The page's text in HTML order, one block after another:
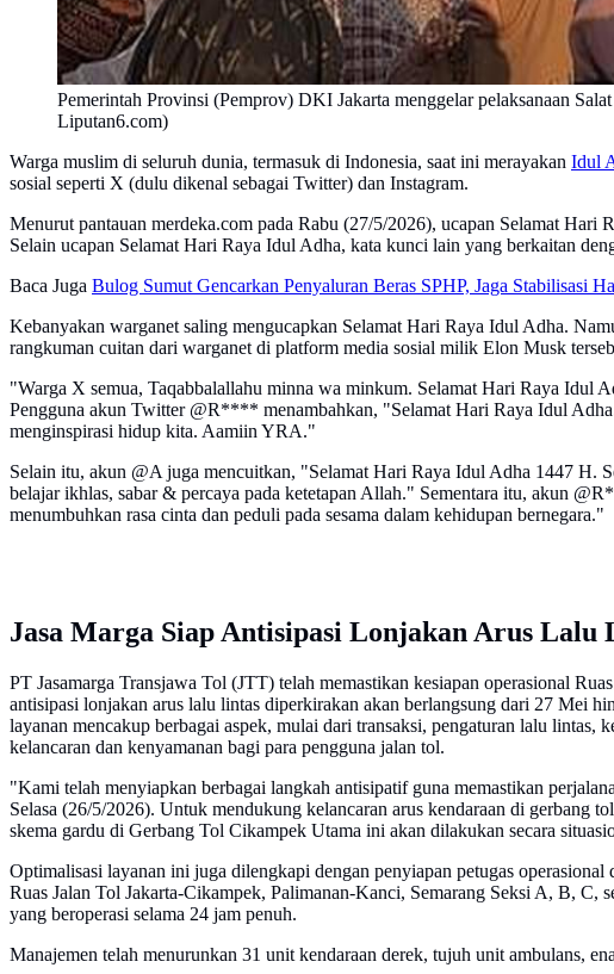
Pemerintah Provinsi (Pemprov) DKI Jakarta menggelar pelaksanaan
Liputan6.com)
Warga muslim di seluruh dunia, termasuk di Indonesia, saat ini merayakan Idul
sosial seperti X (dulu dikenal sebagai Twitter) dan Instagram.
Menurut pantauan merdeka.com pada Rabu (27/5/2026), ucapan Selamat
Selain ucapan Selamat Hari Raya Idul Adha, kata kunci lain yang berkaitan
Baca Juga Bulog Sumut Gencarkan Penyaluran Beras SPHP, Jaga Stabilisasi
Kebanyakan warganet saling mengucapkan Selamat Hari Raya Idul Adha.
rangkuman cuitan dari warganet di platform media sosial milik Elon Musk
"Warga X semua, Taqabbalallahu minna wa minkum. Selamat Hari Raya
Pengguna akun Twitter @R**** menambahkan, "Selamat Hari Raya Idul
menginspirasi hidup kita. Aamiin YRA."
Selain itu, akun @A juga mencuitkan, "Selamat Hari Raya Idul Adha 1447 H.
belajar ikhlas, sabar & percaya pada ketetapan Allah." Sementara itu, akun
menumbuhkan rasa cinta dan peduli pada sesama dalam kehidupan bernegara."
Jasa Marga Siap Antisipasi Lonjakan Arus Lalu
PT Jasamarga Transjawa Tol (JTT) telah memastikan kesiapan operasional
antisipasi lonjakan arus lalu lintas diperkirakan akan berlangsung dari 27 Mei
layanan mencakup berbagai aspek, mulai dari transaksi, pengaturan lalu lintas,
kelancaran dan kenyamanan bagi para pengguna jalan tol.
"Kami telah menyiapkan berbagai langkah antisipatif guna memastikan
Selasa (26/5/2026). Untuk mendukung kelancaran arus kendaraan di gerbang
skema gardu di Gerbang Tol Cikampek Utama ini akan dilakukan secara
Optimalisasi layanan ini juga dilengkapi dengan penyiapan petugas
Ruas Jalan Tol Jakarta-Cikampek, Palimanan-Kanci, Semarang Seksi A, B, C,
yang beroperasi selama 24 jam penuh.
Manajemen telah menurunkan 31 unit kendaraan derek, tujuh unit ambulans,